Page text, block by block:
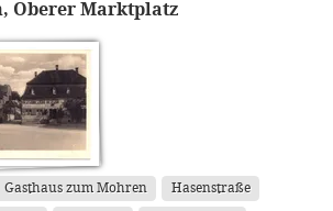
Oberer Marktplatz
Gasthaus zum Mohren Hasenstraße